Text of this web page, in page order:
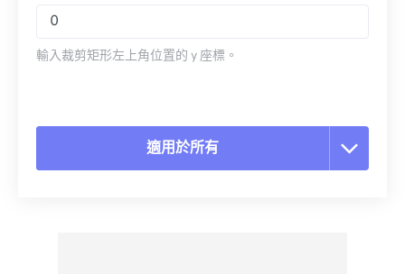
輸入裁剪矩形左上角位置的 y 座標。
適用於所有